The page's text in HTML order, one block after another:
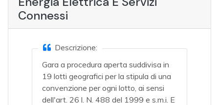
Connessi
Descrizione:
Gara a procedura aperta suddivisa in
19 lotti geografici per la stipula di una
convenzione per ogni lotto, ai sensi
dell'art. 26 l. N. 488 del 1999 e s.m.i. E